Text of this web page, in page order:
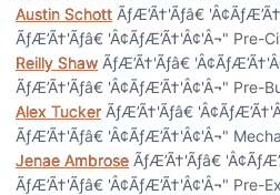
Austin Schott ÃƒÆ’Ã†'Ãƒâ€
ÃƒÆ’Ã†'Ãƒâ€ 'Â¢ÃƒÆ’Ã†'Â¢'Â¬" Pre-
Reilly Shaw ÃƒÆ’Ã†'Ãƒâ€
ÃƒÆ’Ã†'Ãƒâ€ 'Â¢ÃƒÆ’Ã†'Â¢'Â¬" Pre-
Alex Tucker ÃƒÆ’Ã†'Ãƒâ€
ÃƒÆ’Ã†'Ãƒâ€ 'Â¢ÃƒÆ’Ã†'Â¢'Â¬"
Jenae Ambrose ÃƒÆ’Ã†'Ãƒâ€
ÃƒÆ’Ã†'Ãƒâ€ 'Â¢ÃƒÆ’Ã†'Â¢'Â¬" Pre-